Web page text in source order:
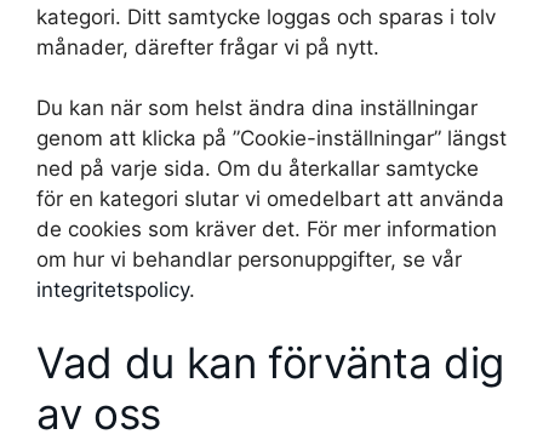
kategori. Ditt samtycke loggas och sparas i tolv
månader, därefter frågar vi på nytt.
Du kan när som helst ändra dina inställningar
genom att klicka på ”Cookie-inställningar” längst
ned på varje sida. Om du återkallar samtycke
för en kategori slutar vi omedelbart att använda
de cookies som kräver det. För mer information
om hur vi behandlar personuppgifter, se vår
integritetspolicy.
Vad du kan förvänta dig
av oss